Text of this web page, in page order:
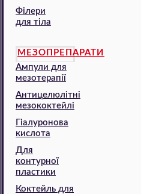
Філери
для тіла
МЕЗОПРЕПАРАТИ
Ампули для
мезотерапії
Антицелюлітні
мезококтейлі
Гіалуронова
кислота
Для
контурної
пластики
Коктейль для